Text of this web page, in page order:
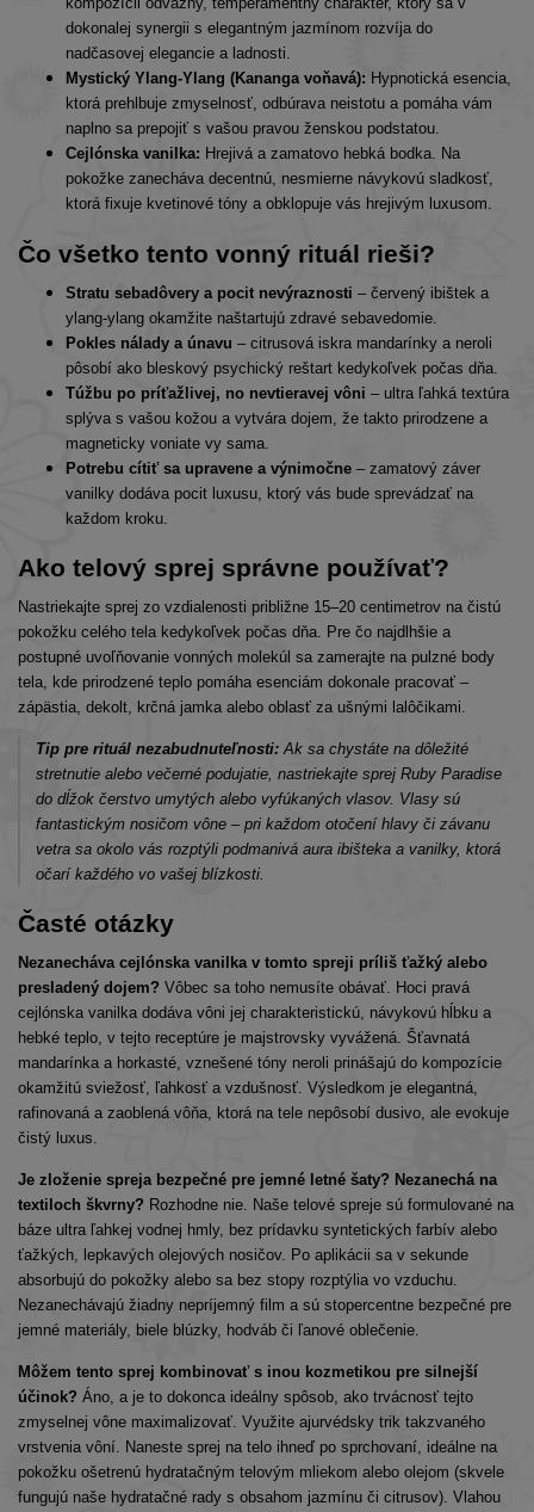
dokonalej synergii s elegantným jazmínom rozvíja do
nadčasovej elegancie a ladnosti.
Mystický Ylang-Ylang (Kananga voňavá): Hypnotická esencia,
ktorá prehlbuje zmyselnosť, odbúrava neistotu a pomáha vám
naplno sa prepojiť s vašou pravou ženskou podstatou.
Cejlónska vanilka: Hrejivá a zamatovo hebká bodka. Na
pokožke zanecháva decentnú, nesmierne návykovú sladkosť,
ktorá fixuje kvetinové tóny a obklopuje vás hrejivým luxusom.
Čo všetko tento vonný rituál rieši?
Stratu sebadôvery a pocit nevýraznosti – červený ibištek a
ylang-ylang okamžite naštartujú zdravé sebavedomie.
Pokles nálady a únavu – citrusová iskra mandarínky a neroli
pôsobí ako bleskový psychický reštart kedykoľvek počas dňa.
Túžbu po príťažlivej, no nevtieravej vôni – ultra ľahká textúra
splýva s vašou kožou a vytvára dojem, že takto prirodzene a
magneticky voniate vy sama.
Potrebu cítiť sa upravene a výnimočne – zamatový záver
vanilky dodáva pocit luxusu, ktorý vás bude sprevádzať na
každom kroku.
Ako telový sprej správne používať?
Nastriekajte sprej zo vzdialenosti približne 15–20 centimetrov na čistú
pokožku celého tela kedykoľvek počas dňa. Pre čo najdlhšie a
postupné uvoľňovanie vonných molekúl sa zamerajte na pulzné body
tela, kde prirodzené teplo pomáha esenciám dokonale pracovať –
zápästia, dekolt, krčná jamka alebo oblasť za ušnými lalôčikami.
Tip pre rituál nezabudnuteľnosti: Ak sa chystáte na dôležité
stretnutie alebo večerné podujatie, nastriekajte sprejRuby Paradise
do dĺžok čerstvo umytých alebo vyfúkaných vlasov. Vlasy sú
fantastickým nosičom vône – pri každom otočení hlavy či závanu
vetra sa okolo vás rozptýli podmanivá aura ibišteka a vanilky, ktorá
očarí každého vo vašej blízkosti.
Časté otázky
Nezanecháva cejlónska vanilka v tomto spreji príliš ťažký alebo
presladený dojem? Vôbec sa toho nemusíte obávať. Hoci pravá
cejlónska vanilka dodáva vôni jej charakteristickú, návykovú hĺbku a
hebké teplo, v tejto receptúre je majstrovsky vyvážená. Šťavnatá
mandarínka a horkasté, vznešené tóny neroli prinášajú do kompozície
okamžitú sviežosť, ľahkosť a vzdušnosť. Výsledkom je elegantná,
rafinovaná a zaoblená vôňa, ktorá na tele nepôsobí dusivo, ale evokuje
čistý luxus.
Je zloženie spreja bezpečné pre jemné letné šaty? Nezanechá na
textiloch škvrny? Rozhodne nie. Naše telové spreje sú formulované na
báze ultra ľahkej vodnej hmly, bez prídavku syntetických farbív alebo
ťažkých, lepkavých olejových nosičov. Po aplikácii sa v sekunde
absorbujú do pokožky alebo sa bez stopy rozptýlia vo vzduchu.
Nezanechávajú žiadny nepríjemný film a sú stopercentne bezpečné pre
jemné materiály, biele blúzky, hodváb či ľanové oblečenie.
Môžem tento sprej kombinovať s inou kozmetikou pre silnejší
účinok? Áno, a je to dokonca ideálny spôsob, ako trvácnosť tejto
zmyselnej vône maximalizovať. Využite ajurvédsky trik takzvaného
vrstvenia vôní. Naneste sprej na telo ihneď po sprchovaní, ideálne na
pokožku ošetrenú hydratačným telovým mliekom alebo olejom (skvele
fungujú naše hydratačné rady s obsahom jazmínu či citrusov). Vlahou